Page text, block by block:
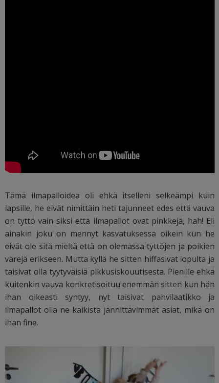
Tämä ilmapalloidea oli ehkä itselleni selkeämpi kuin
lapsille, he eivät nimittäin heti tajunneet edes että vauva
on tyttö vain siksi että ilmapallot ovat pinkkejä, hah! Eli
ainakin joku on mennyt kasvatuksessa oikein kun he
eivät ole sitä mieltä että on olemassa tyttöjen ja poikien
värejä erikseen. Mutta kyllä he sitten hiffasivat lopulta ja
taisivat olla tyytyväisiä pikkusiskouutisesta. Pienille ehkä
kuitenkin vauva konkretisoituu enemmän sitten kun hän
ihan oikeasti syntyy, nyt taisivat pahvilaatikko ja
ilmapallot olla ne kaikista jännittävimmät asiat, mikä on
ihan fine.